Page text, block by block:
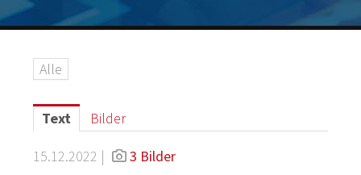
Logos
IT-Security
G DATA Campus
Kontakt
Alle
Text Bilder
15.12.2022 | 3 Bilder